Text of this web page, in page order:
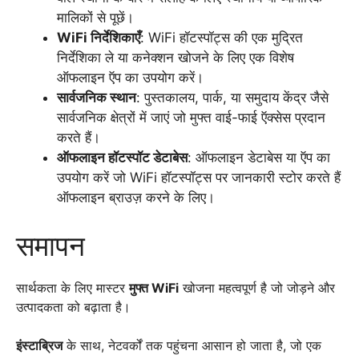
मालिकों से पूछें।
WiFi निर्देशिकाएँ: WiFi हॉटस्पॉट्स की एक मुद्रित
निर्देशिका ले या कनेक्शन खोजने के लिए एक विशेष
ऑफलाइन ऍप का उपयोग करें।
सार्वजनिक स्थान: पुस्तकालय, पार्क, या समुदाय केंद्र जैसे
सार्वजनिक क्षेत्रों में जाएं जो मुफ्त वाई-फाई ऍक्सेस प्रदान
करते हैं।
ऑफलाइन हॉटस्पॉट डेटाबेस: ऑफलाइन डेटाबेस या ऍप का
उपयोग करें जो WiFi हॉटस्पॉट्स पर जानकारी स्टोर करते हैं
ऑफलाइन ब्राउज़ करने के लिए।
समापन
सार्थकता के लिए मास्टरमुफ्त WiFi खोजना महत्वपूर्ण है जो जोड़ने और
उत्पादकता को बढ़ाता है।
इंस्टाब्रिजके साथ, नेटवर्कों तक पहुंचना आसान हो जाता है, जो एक